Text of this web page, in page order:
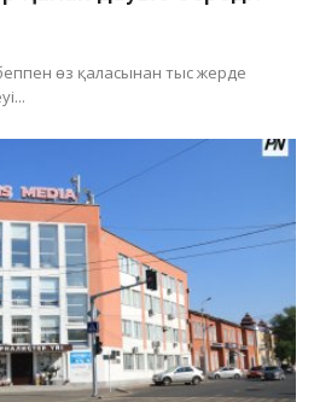
өз қаласынан тыс жерде